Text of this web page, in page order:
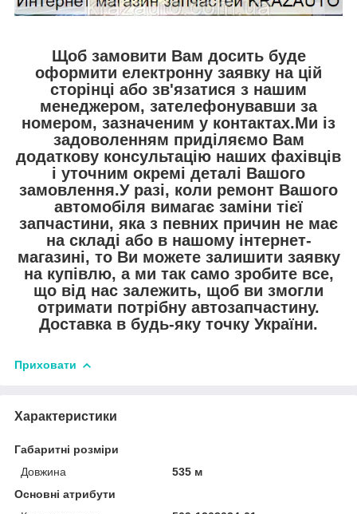
Щоб замовити Вам досить буде
оформити електронну заявку на цій
сторінці або зв'язатися з нашим
менеджером, зателефонувавши за
номером, зазначеним у контактах.Ми із
задоволенням приділяємо Вам
додаткову консультацію наших фахівців
і уточним окремі деталі Вашого
замовлення.У разі, коли ремонт Вашого
автомобіля вимагає заміни тієї
запчастини, яка з певних причин не має
на складі або в нашому інтернет-
магазині, то Ви можете залишити заявку
на купівлю, а ми так само зробите все,
що від нас залежить, щоб ви змогли
отримати потрібну автозапчастину.
Доставка в будь-яку точку України.
Приховати
Характеристики
Габаритні розміри
Довжина
535 м
Основні атрибути